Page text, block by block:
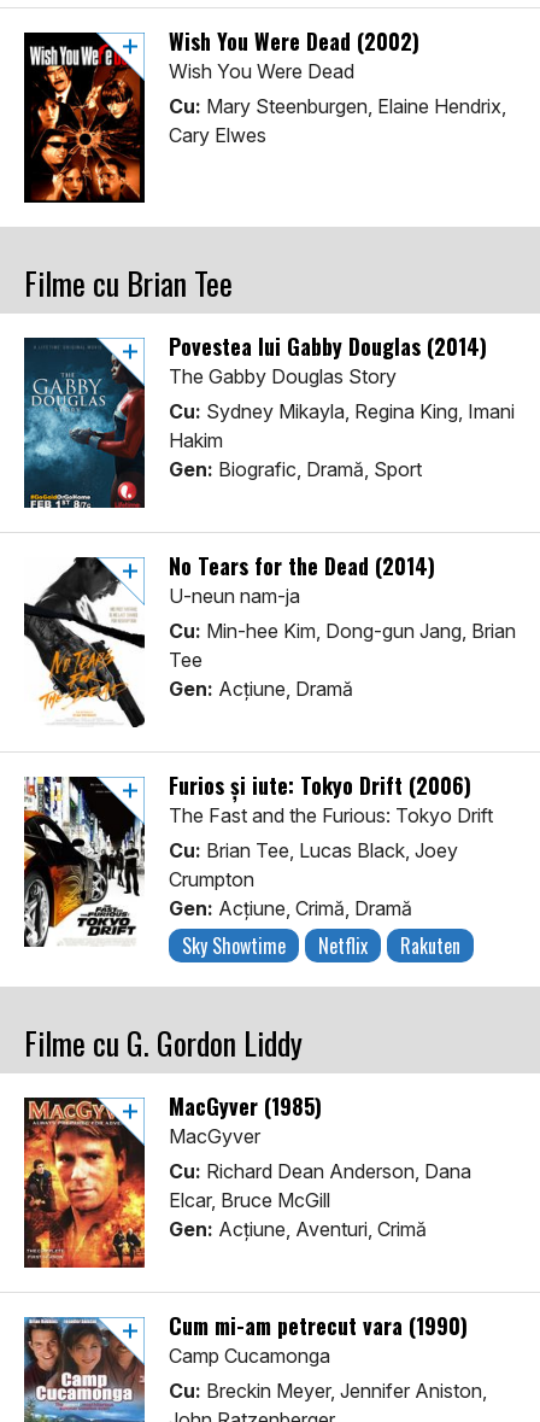
Wish You Were Dead (2002)
Wish You Were Dead
Cu: Mary Steenburgen, Elaine Hendrix,
Cary Elwes
Filme cu Brian Tee
Povestea lui Gabby Douglas (2014)
The Gabby Douglas Story
Cu: Sydney Mikayla, Regina King, Imani
Hakim
Gen: Biografic, Dramă, Sport
No Tears for the Dead (2014)
U-neun nam-ja
Cu: Min-hee Kim, Dong-gun Jang, Brian
Tee
Gen: Acţiune, Dramă
Furios și iute: Tokyo Drift (2006)
The Fast and the Furious: Tokyo Drift
Cu: Brian Tee, Lucas Black, Joey
Crumpton
Gen: Acţiune, Crimă, Dramă
Sky Showtime Netflix Rakuten
Filme cu G. Gordon Liddy
MacGyver (1985)
MacGyver
Cu: Richard Dean Anderson, Dana
Elcar, Bruce McGill
Gen: Acţiune, Aventuri, Crimă
Cum mi-am petrecut vara (1990)
Camp Cucamonga
Cu: Breckin Meyer, Jennifer Aniston,